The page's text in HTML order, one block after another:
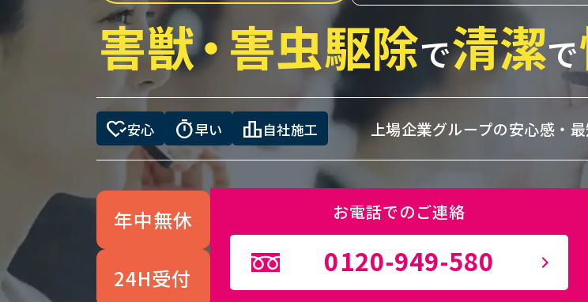
害獣・害虫駆除で清潔で
heart_check安心 timer早い leaderboard自社施工 上場企業グループの安心感・
年中無休
24H受付
お電話でのご連絡
0120-949-580